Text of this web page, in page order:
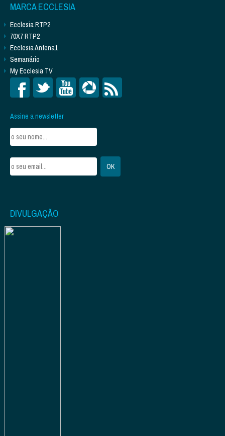
MARCA ECCLESIA
Ecclesia RTP2
70X7 RTP2
Ecclesia Antena1
Semanário
My Ecclesia TV
Assine a newsletter
DIVULGAÇÃO